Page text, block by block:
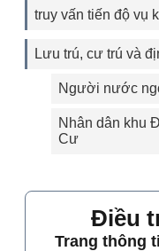
truy vấn tiến độ vụ
Lưu trú, cư trú và
Người nước
Nhân dân khu
Cư
Điều
Trang thông